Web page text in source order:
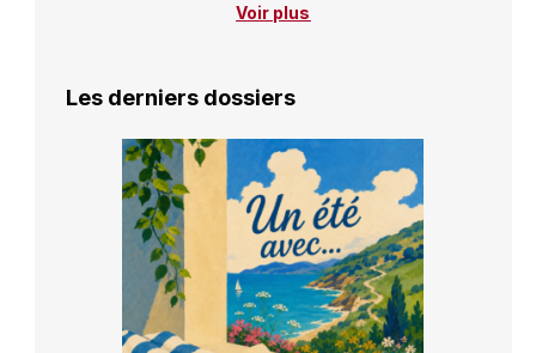
Voir plus
Les derniers dossiers